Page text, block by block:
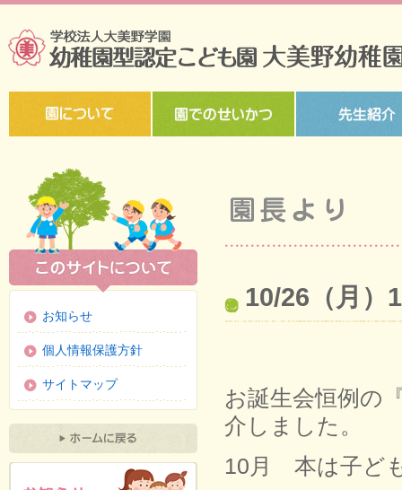
10/26（月）
お誕生会恒例の
介しました。
10月 本は子ど
お知らせ
個人情報保護方針
サイトマップ